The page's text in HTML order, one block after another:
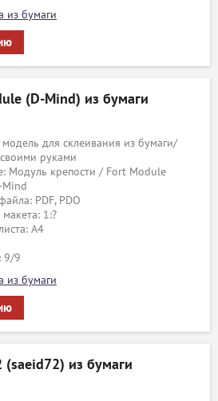
из бумаги
(D-Mind) из бумаги
для склеивания из бумаги/
руками
Модуль крепости / Fort Module
Mind
PDF, PDO
1:?
А4
9/9
из бумаги
из бумаги